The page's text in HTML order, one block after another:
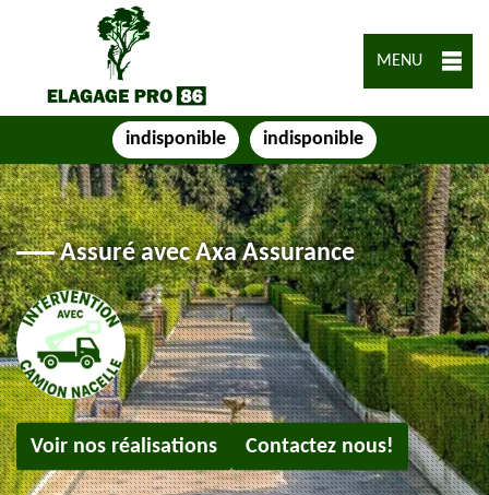
MENU
indisponible indisponible
Assuré avec Axa Assurance
Voir nos réalisations Contactez nous!